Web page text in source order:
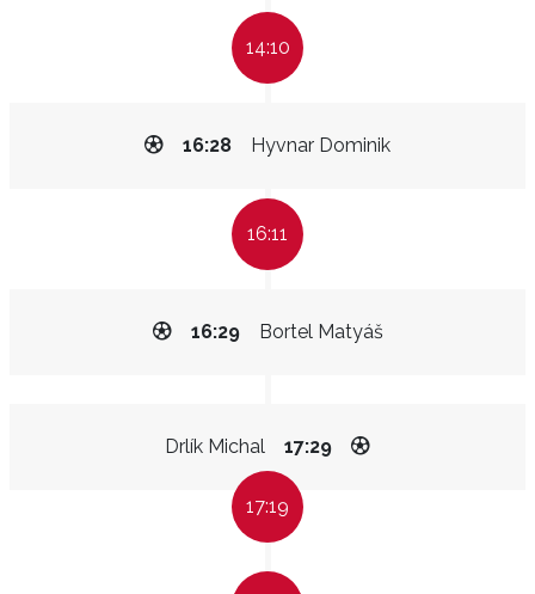
14:10
Hyvnar Dominik
16:28
16:11
Bortel Matyáš
16:29
Drlík Michal 17:29
17:19